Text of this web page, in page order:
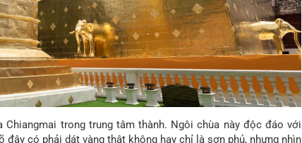
trong trung tâm thành. Ngôi chùa này độc đáo với
có phải dát vàng thật không hay chỉ là sơn phủ, nhưng nhìn